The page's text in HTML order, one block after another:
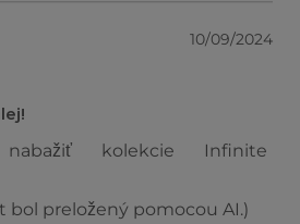
10/09/2024
kolekcie Infinite
bol preložený pomocou AI.)